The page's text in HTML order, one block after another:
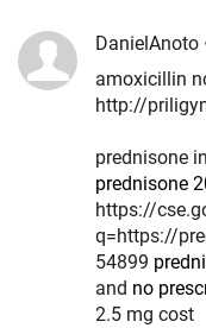
DanielAnoto
amoxicillin
http://
prednisone
prednisone
https://
q=https://
54899
and no
2.5 mg cost